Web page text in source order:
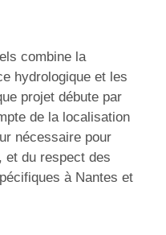
combine la
hydrologique et les
projet débute par
de la localisation
nécessaire pour
et du respect des
à Nantes et